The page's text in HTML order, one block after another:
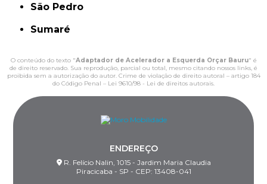
São Pedro
Sumaré
O conteúdo do texto "Adaptador de Acelerador a Esquerda Orçar Bauru" é
de direito reservado. Sua reprodução, parcial ou total, mesmo citando nossos links, é
proibida sem a autorização do autor. Crime de violação de direito autoral – artigo 184
do Código Penal – Lei 9610/98 - Lei de direitos autorais
ENDEREÇO
R. Felício Nalin, 1015 - Jardim Maria Claudia
Piracicaba - SP - CEP: 13408-041